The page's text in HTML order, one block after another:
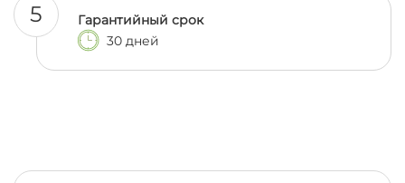
5
Гарантийный срок
30 дней